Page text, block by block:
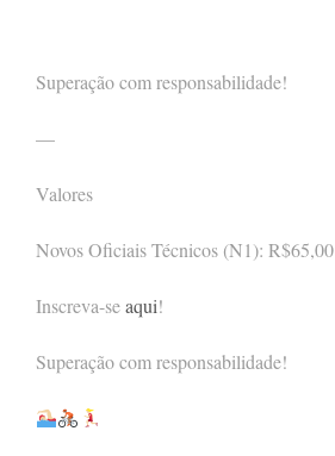
Superação com responsabilidade!
—
Valores
Novos Oficiais Técnicos (N1): R$65,00
Inscreva-seaqui!
Superação com responsabilidade!